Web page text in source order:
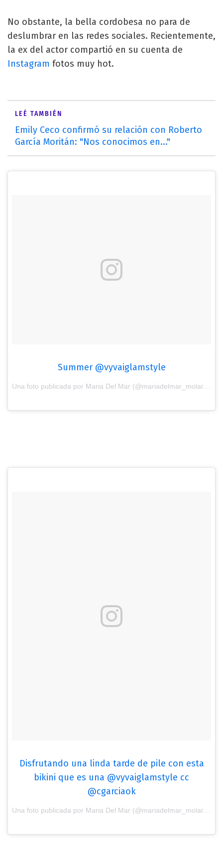
No obstante, la bella cordobesa no para de
deslumbrar en las redes sociales. Recientemente,
la ex del actor compartió en su cuenta de
Instagram fotos muy hot.
LEÉ TAMBIÉN
Emily Ceco confirmó su relación con Roberto
García Moritán: "Nos conocimos en..."
Summer @vyvaiglamstyle
Disfrutando una linda tarde de pile con esta
bikini que es una @vyvaiglamstyle cc
@cgarciaok